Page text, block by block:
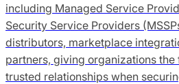
including Managed Service
Security Service Providers
distributors, marketplace
partners, giving organizations
trusted relationships when